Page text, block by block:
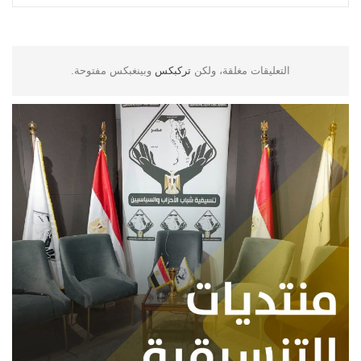
التعليقات مغلقة، ولكن تركبكس وبينغبكس مفتوحة.